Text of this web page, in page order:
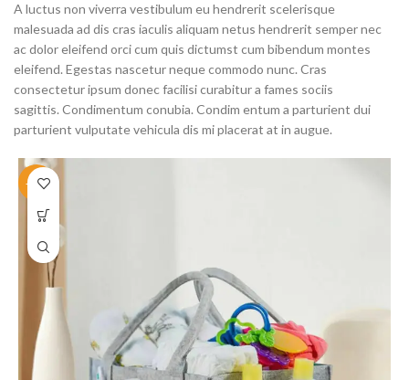
A luctus non viverra vestibulum eu hendrerit scelerisque
malesuada ad dis cras iaculis aliquam netus hendrerit semper nec
ac dolor eleifend orci cum quis dictumst cum bibendum montes
eleifend. Egestas nascetur neque commodo nunc. Cras
consectetur ipsum donec facilisi curabitur a fames sociis
sagittis. Condimentum conubia. Condim entum a parturient dui
parturient vulputate vehicula dis mi placerat at in augue.
-50%